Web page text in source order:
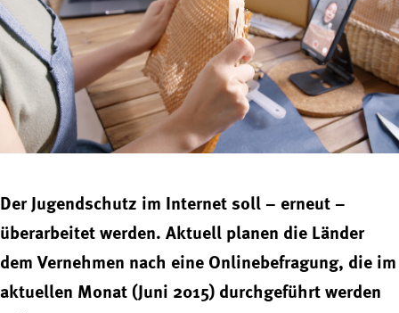
Der Jugendschutz im Internet soll – erneut –
überarbeitet werden. Aktuell planen die Länder
dem Vernehmen nach eine Onlinebefragung, die im
aktuellen Monat (Juni 2015) durchgeführt werden